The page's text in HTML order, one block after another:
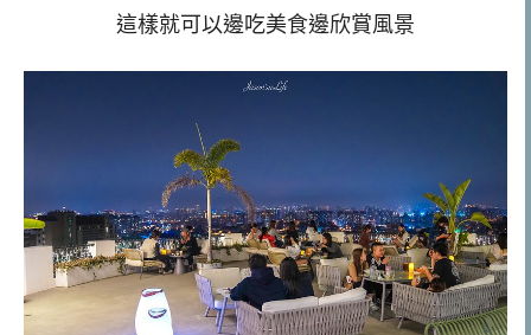
這樣就可以邊吃美食邊欣賞風景